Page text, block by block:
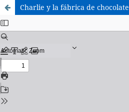
Charlie y la fábrica de chocolate